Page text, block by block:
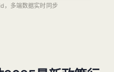
，多端数据实时同步